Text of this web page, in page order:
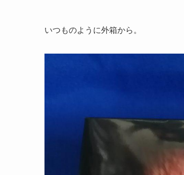
いつものように外箱から。